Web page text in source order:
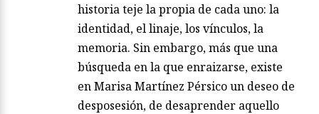
historia teje la propia de cada uno: la
identidad, el linaje, los vínculos, la
memoria. Sin embargo, más que una
búsqueda en la que enraizarse, existe
en Marisa Martínez Pérsico un deseo de
desposesión, de desaprender aquello